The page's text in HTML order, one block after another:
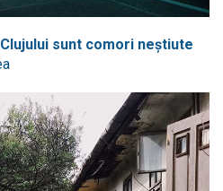
sunt comori neștiute